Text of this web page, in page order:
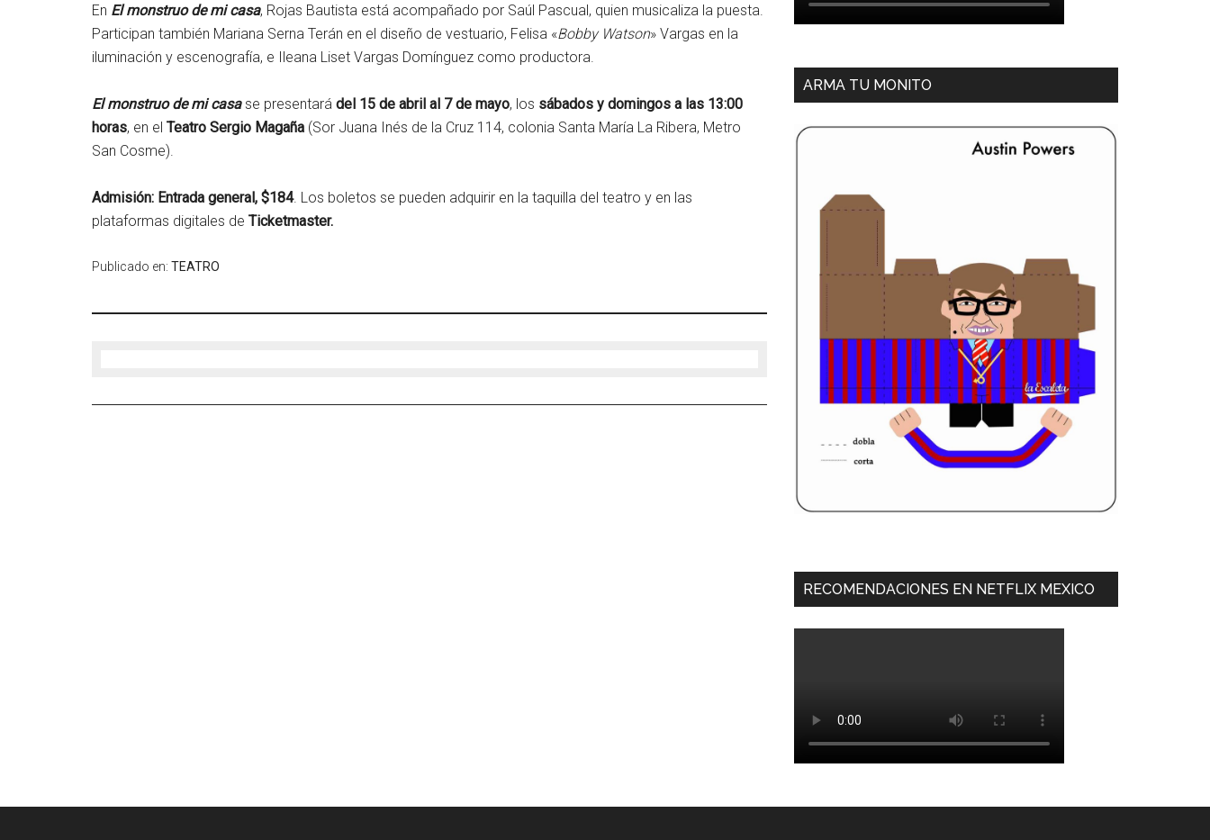
En El monstruo de mi casa, Rojas Bautista está acompañado por Saúl Pascual, quien musicaliza la puesta.
Participan también Mariana Serna Terán en el diseño de vestuario, Felisa «Bobby Watson» Vargas en la
iluminación y escenografía, e Ileana Liset Vargas Domínguez como productora.
El monstruo de mi casase presentará del 15 de abril al 7 de mayo, los sábados y domingos a las 13:00
horas, en el Teatro Sergio Magaña (Sor Juana Inés de la Cruz 114, colonia Santa María La Ribera, Metro
San Cosme).
Admisión: Entrada general, $184. Los boletos se pueden adquirir en la taquilla del teatro y en las
plataformas digitales de Ticketmaster.
Publicado en: TEATRO
ARMA TU MONITO
RECOMENDACIONES EN NETFLIX MEXICO